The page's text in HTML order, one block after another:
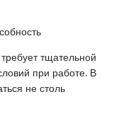
тщательной
при работе. В
не столь